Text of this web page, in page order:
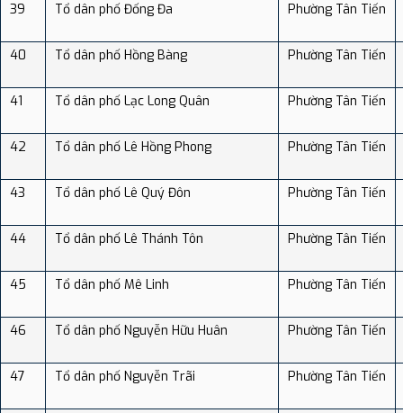
39 Tổ dân phố Đống Đa Phường Tân Tiến
40 Tổ dân phố Hồng Bàng Phường Tân Tiến
41 Tổ dân phố Lạc Long Quân Phường Tân Tiến
42 Tổ dân phố Lê Hồng Phong Phường Tân Tiến
43 Tổ dân phố Lê Quý Đôn Phường Tân Tiến
44 Tổ dân phố Lê Thánh Tôn Phường Tân Tiến
45 Tổ dân phố Mê Linh Phường Tân Tiến
46 Tổ dân phố Nguyễn Hữu Huân Phường Tân Tiến
47 Tổ dân phố Nguyễn Trãi Phường Tân Tiến